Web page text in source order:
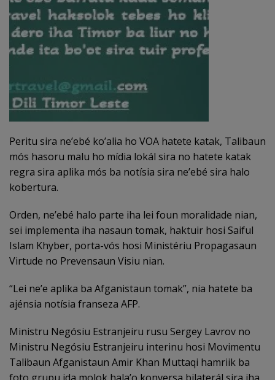
Peritu sira ne’ebé ko’alia ho VOA hatete katak, Talibaun
mós hasoru malu ho mídia lokál sira no hatete katak
regra sira aplika mós ba notísia sira ne’ebé sira halo
kobertura.
Orden, ne’ebé halo parte iha lei foun moralidade nian,
sei implementa iha nasaun tomak, haktuir hosi Saiful
Islam Khyber, porta-vós hosi Ministériu Propagasaun
Virtude no Prevensaun Visiu nian.
“Lei ne’e aplika ba Afganistaun tomak”, nia hatete ba
ajénsia notísia franseza AFP.
Ministru Negósiu Estranjeiru rusu Sergey Lavrov no
Ministru Negósiu Estranjeiru interinu hosi Movimentu
Talibaun Afganistaun Amir Khan Muttaqi hamriik ba